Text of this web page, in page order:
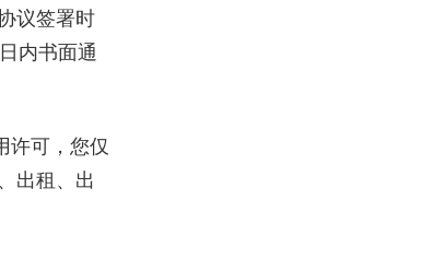
议签署时
内书面通
许可，您仅
出租、出